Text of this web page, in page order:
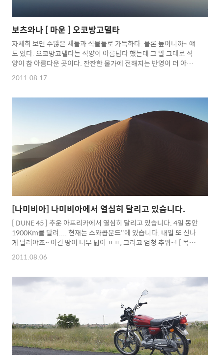
보츠와나 [ 마운 ] 오코방고델타
자세히 보면 수많은 새들과 식물들로 가득하다. 물론 늪이니까~ 얘
도 있다. 오코방고델타는 석양이 아름답다 했는데 그 말 그대로 석
양이 참 아름다운 곳이다. 잔잔한 물가에 전해지는 반영이 더 아름
답다. 마치 거울을 드리운 듯~ 그렇게 하루의 해는 또 저문다. 매일
보는 일몰이지만... 이 곳 아프리카의 일몰은 항상 아름답다. 그리고
2011.08.17
[나미비아] 나미비아에서 열심히 달리고 있습니다.
[ DUNE 45 ] 추운 아프리카에서 열심히 달리고 있습니다. 4일 동안
1900Km를 달려.... 현재는 스와콥문드"에 있습니다. 내일 또 신나
게 달려야죠~ 여긴 땅이 너무 넓어 ㅠㅠ, 그리고 엄청 추워~! [ 목이
길어 슬픈 "기린" ] 달리다 보면 기린도 보여~ 사자를 보는 내일을
기약하며~ See yoU ^^
2011.08.06